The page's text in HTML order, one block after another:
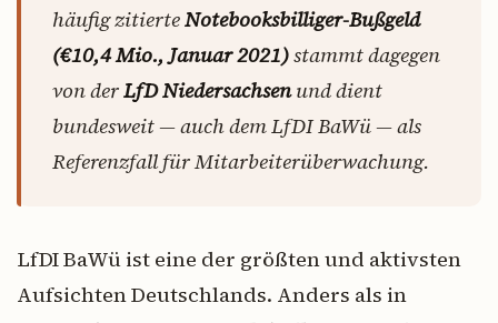
häufig zitierteNotebooksbilliger-Bußgeld
(€10,4 Mio., Januar 2021)stammt dagegen
von derLfD Niedersachsenund dient
bundesweit — auch dem LfDI BaWü — als
Referenzfall für Mitarbeiterüberwachung.
LfDI BaWü ist eine der größten und aktivsten
Aufsichten Deutschlands. Anders als in